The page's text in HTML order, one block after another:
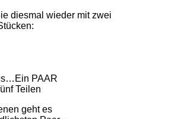
diesmal wieder mit zwei
PAAR
Teilen
geht es